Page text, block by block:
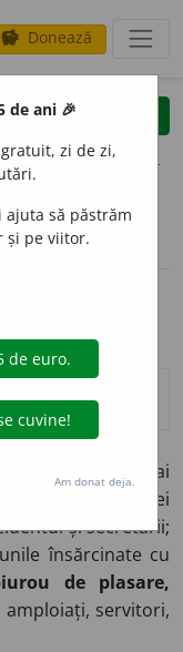
savings Donează
clear
opțiuni
unde lucrează mai
biurou sau al unei
și secretarii;
însărcinate cu
de plasare,
amploiați, servitori,
de ani 🎉
zi de zi,
ajuta să păstrăm
și pe viitor.
Am donat deja.